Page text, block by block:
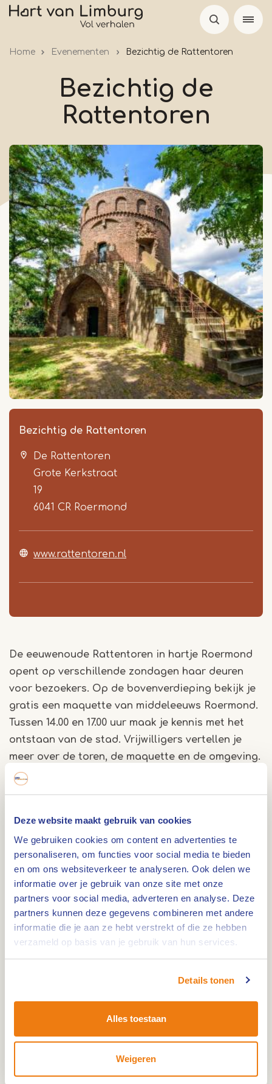
Deze website maakt gebruik van cookies
We gebruiken cookies om content en advertenties te
personaliseren, om functies voor social media te bieden
en om ons websiteverkeer te analyseren. Ook delen we
informatie over je gebruik van onze site met onze
partners voor social media, adverteren en analyse. Deze
partners kunnen deze gegevens combineren met andere
informatie die je aan ze hebt verstrekt of die ze hebben
verzameld op basis van je gebruik van hun services.
Details tonen
Alles toestaan
Weigeren
Overslaan
Home Evenementen Bezichtig de Rattentoren
Bezichtig de
Rattentoren
Bezichtig de Rattentoren
De Rattentoren
Grote Kerkstraat
19
6041 CR Roermond
www.rattentoren.nl
De eeuwenoude Rattentoren in hartje Roermond
opent op verschillende zondagen haar deuren
voor bezoekers. Op de bovenverdieping bekijk je
gratis een maquette van middeleeuws Roermond.
Tussen 14.00 en 17.00 uur maak je kennis met het
ontstaan van de stad. Vrijwilligers vertellen je
meer over de toren, de maquette en de omgeving.
Middeleeuws Roermond in het klein
Op de bovenverdieping staat een maquette met
stangpoppen. Daarop zie je het oudste deel van
hoe de stad zich in de middeleeuwen ontwikkelde
en geeft een beeld van het Roermond van toen.
Verhalen van vrijwilligers
Tijdens je bezoek geven vrijwilligers uitleg over de
geschiedenis van de Rattentoren en de omgeving.
Zij vertellen wat deze plek betekent voor de stad
en helpen je anders kijken naar het Roermond
7, 21 en 28 juni, 5, 12, 19 en 26 juli, 2, 9, 16, 23
en 30 augustus en 6, 20 en 27 september